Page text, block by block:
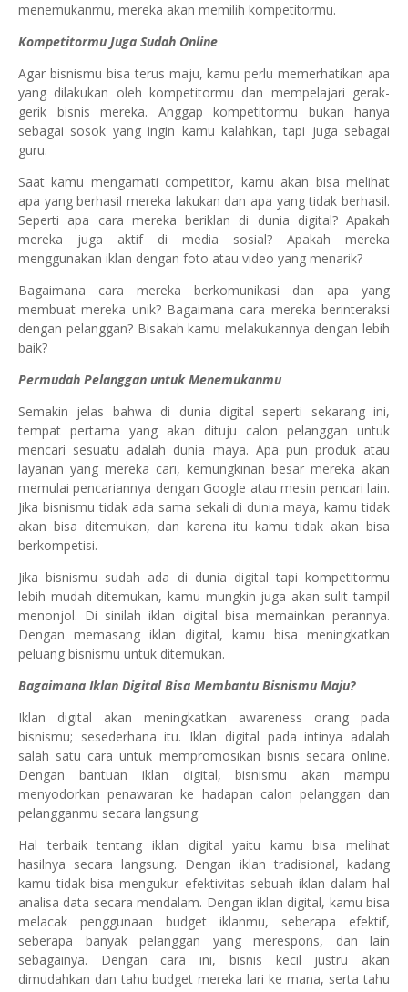
menemukanmu, mereka akan memilih kompetitormu.
Kompetitormu Juga Sudah Online
Agar bisnismu bisa terus maju, kamu perlu memerhatikan apa
yang dilakukan oleh kompetitormu dan mempelajari gerak-
gerik bisnis mereka. Anggap kompetitormu bukan hanya
sebagai sosok yang ingin kamu kalahkan, tapi juga sebagai
guru.
Saat kamu mengamati competitor, kamu akan bisa melihat
apa yang berhasil mereka lakukan dan apa yang tidak berhasil.
Seperti apa cara mereka beriklan di dunia digital? Apakah
mereka juga aktif di media sosial? Apakah mereka
menggunakan iklan dengan foto atau video yang menarik?
Bagaimana cara mereka berkomunikasi dan apa yang
membuat mereka unik? Bagaimana cara mereka berinteraksi
dengan pelanggan? Bisakah kamu melakukannya dengan lebih
baik?
Permudah Pelanggan untuk Menemukanmu
Semakin jelas bahwa di dunia digital seperti sekarang ini,
tempat pertama yang akan dituju calon pelanggan untuk
mencari sesuatu adalah dunia maya. Apa pun produk atau
layanan yang mereka cari, kemungkinan besar mereka akan
memulai pencariannya dengan Google atau mesin pencari lain.
Jika bisnismu tidak ada sama sekali di dunia maya, kamu tidak
akan bisa ditemukan, dan karena itu kamu tidak akan bisa
berkompetisi.
Jika bisnismu sudah ada di dunia digital tapi kompetitormu
lebih mudah ditemukan, kamu mungkin juga akan sulit tampil
menonjol. Di sinilah iklan digital bisa memainkan perannya.
Dengan memasang iklan digital, kamu bisa meningkatkan
peluang bisnismu untuk ditemukan.
Bagaimana Iklan Digital Bisa Membantu Bisnismu Maju?
Iklan digital akan meningkatkan awareness orang pada
bisnismu; sesederhana itu. Iklan digital pada intinya adalah
salah satu cara untuk mempromosikan bisnis secara online.
Dengan bantuan iklan digital, bisnismu akan mampu
menyodorkan penawaran ke hadapan calon pelanggan dan
pelangganmu secara langsung.
Hal terbaik tentang iklan digital yaitu kamu bisa melihat
hasilnya secara langsung. Dengan iklan tradisional, kadang
kamu tidak bisa mengukur efektivitas sebuah iklan dalam hal
analisa data secara mendalam. Dengan iklan digital, kamu bisa
melacak penggunaan budget iklanmu, seberapa efektif,
seberapa banyak pelanggan yang merespons, dan lain
sebagainya. Dengan cara ini, bisnis kecil justru akan
dimudahkan dan tahu budget mereka lari ke mana, serta tahu